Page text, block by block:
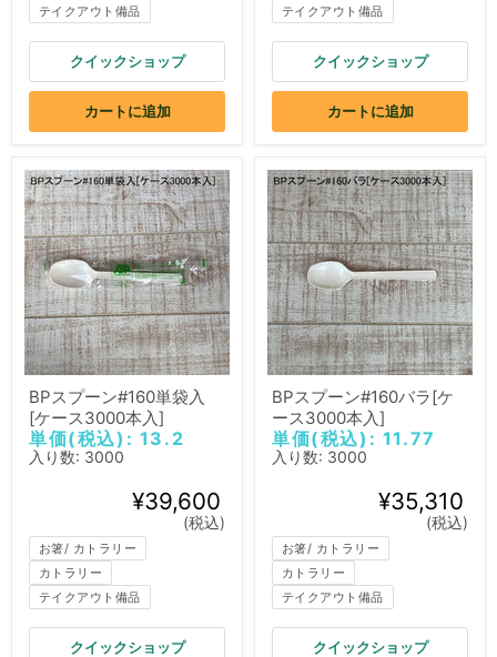
テイクアウト備品
クイックショップ
カートに追加
テイクアウト備品
クイックショップ
カートに追加
BPスプーン#160単袋入
[ケース3000本入]
単価(税込): 13.2
入り数: 3000
¥39,600
(税込)
お箸/ カトラリー
カトラリー
テイクアウト備品
クイックショップ
BPスプーン#160バラ[ケ
ース3000本入]
単価(税込): 11.77
入り数: 3000
¥35,310
(税込)
お箸/ カトラリー
カトラリー
テイクアウト備品
クイックショップ